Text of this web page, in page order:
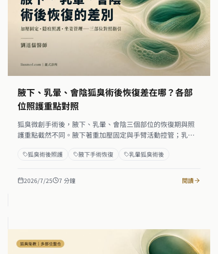
腋下、乳暈、會陰狐臭術後恢復差在哪？各部
位照護重點對照
狐臭微創手術後，腋下、乳暈、會陰三個部位的恢復期與照
護重點截然不同。腋下著重加壓固定與手臂活動控管；乳暈
的重點在坐姿控管、清潔衛生與衣物選擇。本篇以部位對照
同時在多個部位手術、或正在規劃治療的患者，建立清晰的
狐臭術後照護 腋下手術恢復 乳暈狐臭術後
2026/7/25 7 分鐘 閱讀